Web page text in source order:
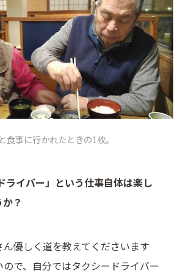
食事に行かれたときの1枚。
ライバー」という仕事自体は楽し
？
優しく道を教えてくださいます
ので、自分ではタクシードライバー